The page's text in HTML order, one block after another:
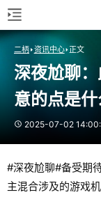
二柄 资讯中心 正文
深夜尬聊
意的点是什
2025-07-02
#深夜尬聊#备受期
主混合涉及的游戏